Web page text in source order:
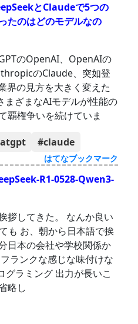
とClaudeで5つの
たのはどのモデルなの
のOpenAI、OpenAIの
のClaude、突如登
界の見方を大きく変えた
まざまなAIモデルが性能の
覇権争いを続けていま
#claude
はてなブックマーク
R1-0528-Qwen3-
拶してきた。 なんか良い
も お、朝から日本語で挨
日本の会社や学校関係か
ランクな感じな味付けな
ラミング 出力が長いこ
略し